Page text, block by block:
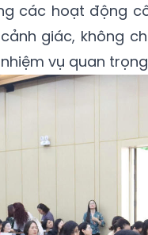
các hoạt động
giác, không
vụ quan